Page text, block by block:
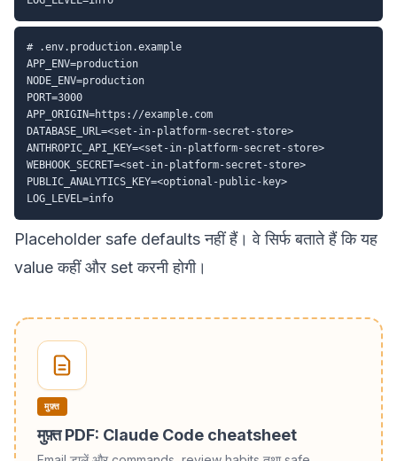
# .env.production.example
APP_ENV=production
NODE_ENV=production
PORT=3000
APP_ORIGIN=https://example.com
DATABASE_URL=<set-in-platform-secret-store>
ANTHROPIC_API_KEY=<set-in-platform-secret-store>
WEBHOOK_SECRET=<set-in-platform-secret-store>
PUBLIC_ANALYTICS_KEY=<optional-public-key>
Placeholder safe defaults नहीं हैं। वे सिर्फ बताते हैं कि यह
value कहीं और set करनी होगी।
मुफ़्त
मुफ़्त PDF: Claude Code cheatsheet